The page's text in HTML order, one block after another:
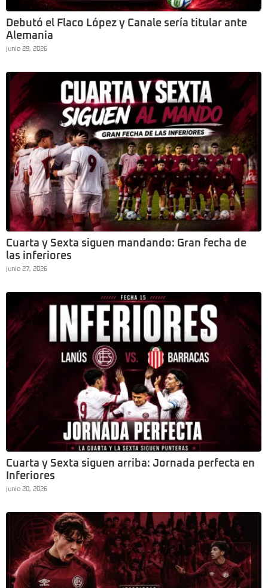
Debutó el Flaco López y Canale sería titular ante
Alemania
junio 29, 2026
Cuarta y Sexta siguen mandando: Gran fecha de
las inferiores
junio 27, 2026
Cuarta y Sexta siguen arriba: Jornada perfecta en
Inferiores
junio 20, 2026